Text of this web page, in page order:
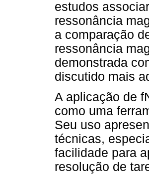
estudos
ressonância
a comparação
ressonância
demonstrada
discutido mais
A aplicação de
como uma
Seu uso
técnicas,
facilidade para
resolução de